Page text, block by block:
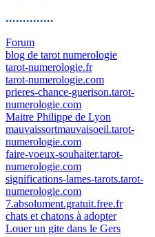
..............
Forum
blog de tarot numerologie
tarot-numerologie.fr
tarot-numerologie.com
prieres-chance-guerison.tarot-
numerologie.com
Maitre Philippe de Lyon
mauvaissortmauvaisoeil.tarot-
numerologie.com
faire-voeux-souhaiter.tarot-
numerologie.com
significations-lames-tarots.tarot-
numerologie.com
7.absolument.gratuit.free.fr
chats et chatons à adopter
Louer un gite dans le Gers